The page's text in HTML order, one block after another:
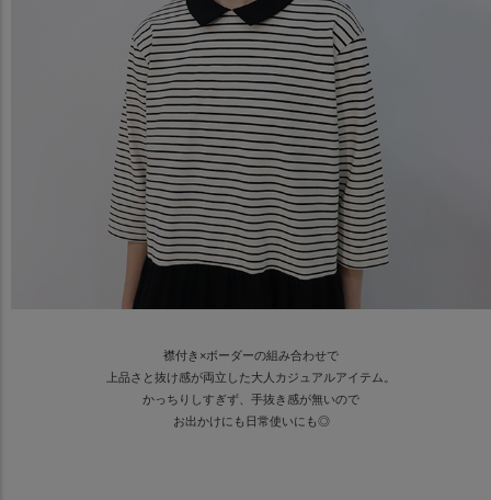
襟付き×ボーダーの組み合わせで
上品さと抜け感が両立した大人カジュアルアイテム。
かっちりしすぎず、手抜き感が無いので
お出かけにも日常使いにも◎